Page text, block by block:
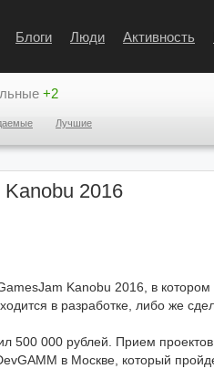
Блоги Люди Активность
Лучшие
+2
2016
Kanobu 2016, в
в разработке, либо же
500 000 рублей. Прием
в Москве, который